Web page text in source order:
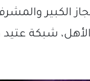
الكبير
الأهل، شبكة